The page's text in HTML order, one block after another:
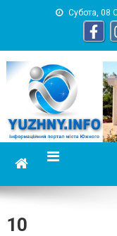
Субота, 08
информационный
10